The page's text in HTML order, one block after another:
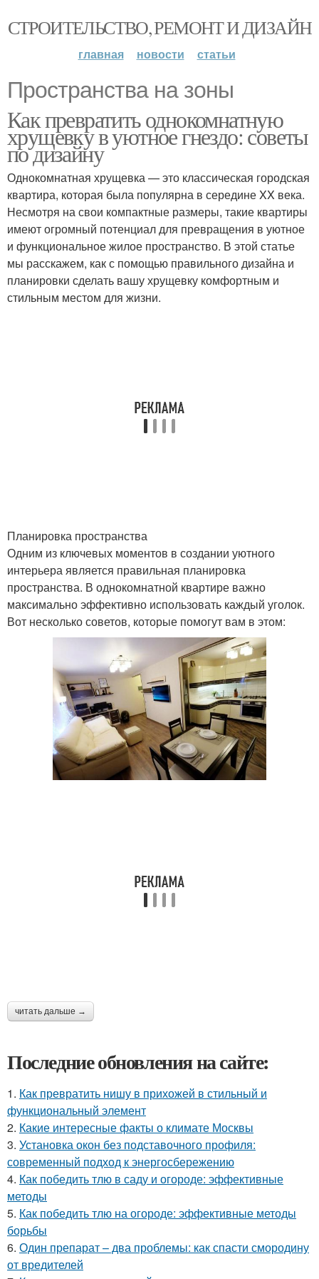
СТРОИТЕЛЬСТВО, РЕМОНТ И ДИЗАЙН
главная новости статьи
Пространства на зоны
Как превратить однокомнатную
хрущевку в уютное гнездо: советы
по дизайну
Однокомнатная хрущевка — это классическая городская
квартира, которая была популярна в середине XX века.
Несмотря на свои компактные размеры, такие квартиры
имеют огромный потенциал для превращения в уютное
и функциональное жилое пространство. В этой статье
мы расскажем, как с помощью правильного дизайна и
планировки сделать вашу хрущевку комфортным и
стильным местом для жизни.
Планировка пространства
Одним из ключевых моментов в создании уютного
интерьера является правильная планировка
пространства. В однокомнатной квартире важно
максимально эффективно использовать каждый уголок.
Вот несколько советов, которые помогут вам в этом:
читать дальше →
Последние обновления на сайте:
1. Как превратить нишу в прихожей в стильный и
функциональный элемент
2. Какие интересные факты о климате Москвы
3. Установка окон без подставочного профиля:
современный подход к энергосбережению
4. Как победить тлю в саду и огороде: эффективные
методы
5. Как победить тлю на огороде: эффективные методы
борьбы
6. Один препарат – два проблемы: как спасти смородину
от вредителей